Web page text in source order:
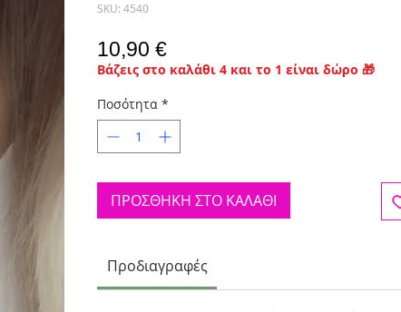
SKU: 4540
10,90 €Τιμή
Βάζεις στο καλάθι 4 και το 1 είναι δώρο 🎁
Ποσότητα *
ΠΡΟΣΘΗΚΗ ΣΤΟ ΚΑΛΑΘΙ
Προδιαγραφές